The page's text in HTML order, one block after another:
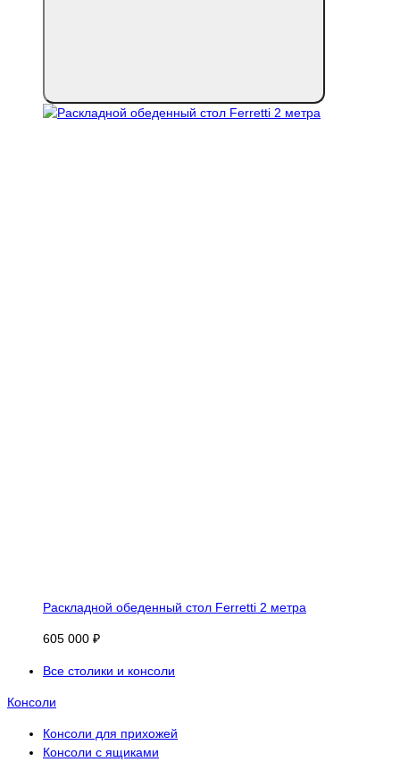
Раскладной обеденный стол Ferretti 2 метра
605 000 ₽
Все столики и консоли
Консоли
Консоли для прихожей
Консоли с ящиками